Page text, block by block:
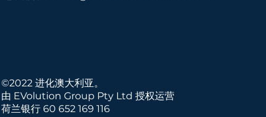
©2022 进化澳大利亚。
由 EVolution Group Pty Ltd 授权运营
荷兰银行 60 652 169 116